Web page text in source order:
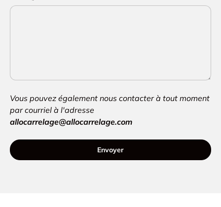
Vous pouvez également nous contacter à tout moment
par courriel à l'adresse
allocarrelage@allocarrelage.com
Envoyer